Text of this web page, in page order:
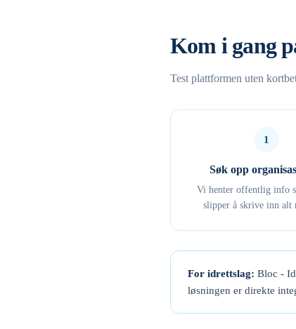
Kom i gang
Test plattformen uten
1
Søk opp
Vi henter offentlig info
slipper å skrive inn alt
For idrettslag: Bloc -
løsningen er direkte